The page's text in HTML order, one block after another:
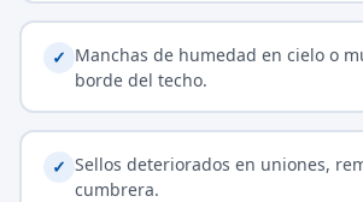
✓ Manchas de humedad en cielo o
borde del techo.
✓ Sellos deteriorados en uniones,
cumbrera.